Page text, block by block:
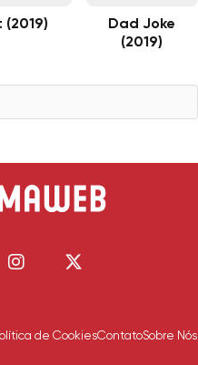
(2019)
Dad Joke
(2019)
de CookiesContatoSobre Nós